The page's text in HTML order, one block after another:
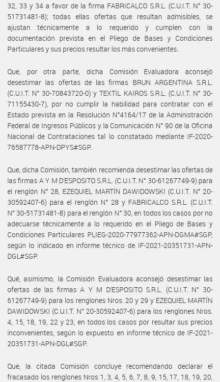
32, 33 y 34 a favor de la firma FABRICALCO S.R.L. (C.U.I.T. N° 30-
51731481-8); todas ellas ofertas que resultan admisibles, se
ajustan técnicamente a lo requerido y cumplen con la
documentación prevista en el Pliego de Bases y Condiciones
Particulares y sus precios resultar los más convenientes.
Que, por otra parte, dicha Comisión Evaluadora aconsejó
desestimar las ofertas de las firmas BRUN ARGENTINA S.R.L.
(C.U.I.T. N° 30-70843720-0) y TEXTIL KAIROS S.R.L. (C.U.I.T. N° 30-
71155430-7), por no cumplir la habilidad para contratar con el
Estado prevista en la Resolución N°4164/17 de la Administración
Federal de Ingresos Públicos y la Comunicación N° 90 de la Oficina
Nacional de Contrataciones tal lo constatado mediante IF-2020-
76587778-APN-DPYS#SGP.
Que, dicha Comisión, también recomienda desestimar las ofertas de
las firmas A Y M D’ESPOSITO S.R.L. (C.U.I.T. N° 30-61267749-9) para
el renglón N° 28, EZEQUIEL MARTÍN DAWIDOWSKI (C.U.I.T. N° 20-
30592407-6) para el renglón N° 28 y FABRICALCO S.R.L. (C.U.I.T.
N° 30-51731481-8) para el renglón N° 30, en todos los casos por no
adecuarse técnicamente a lo requerido en el Pliego de Bases y
Condiciones Particulares PLIEG-2020-77977362-APN-DGMA#SGP,
según lo indicado en informe técnico de IF-2021-20351731-APN-
DGL#SGP.
Qué, asimismo, la Comisión Evaluadora aconsejó desestimar las
ofertas de las firmas A Y M D’ESPOSITO S.R.L. (C.U.I.T. N° 30-
61267749-9) para los renglones Nros. 20 y 29 y EZEQUIEL MARTÍN
DAWIDOWSKI (C.U.I.T. N° 20-30592407-6) para los renglones Nros.
4, 15, 18, 19, 22 y 23, en todos los casos por resultar sus precios
inconvenientes, según lo expuesto en informe técnico de IF-2021-
20351731-APN-DGL#SGP.
Que, la citada Comisión concluye recomendando declarar el
fracasado los renglones Nros 1, 3, 4, 5, 6, 7, 8, 9, 15, 17, 18, 19, 20,